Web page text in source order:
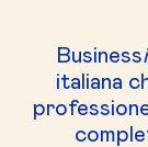
Business
italiana